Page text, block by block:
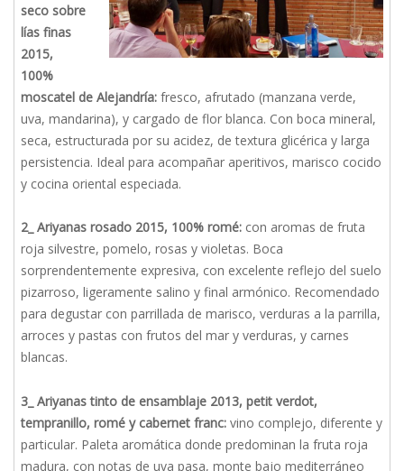
seco sobre
lías finas
2015,
100%
moscatel de Alejandría: fresco, afrutado (manzana verde,
uva, mandarina), y cargado de flor blanca. Con boca mineral,
seca, estructurada por su acidez, de textura glicérica y larga
persistencia. Ideal para acompañar aperitivos, marisco cocido
y cocina oriental especiada.
2_ Ariyanas rosado 2015, 100% romé: con aromas de fruta
roja silvestre, pomelo, rosas y violetas. Boca
sorprendentemente expresiva, con excelente reflejo del suelo
pizarroso, ligeramente salino y final armónico. Recomendado
para degustar con parrillada de marisco, verduras a la parrilla,
arroces y pastas con frutos del mar y verduras, y carnes
blancas.
3_ Ariyanas tinto de ensamblaje 2013, petit verdot,
tempranillo, romé y cabernet franc: vino complejo, diferente y
particular. Paleta aromática donde predominan la fruta roja
madura, con notas de uva pasa, monte bajo mediterráneo